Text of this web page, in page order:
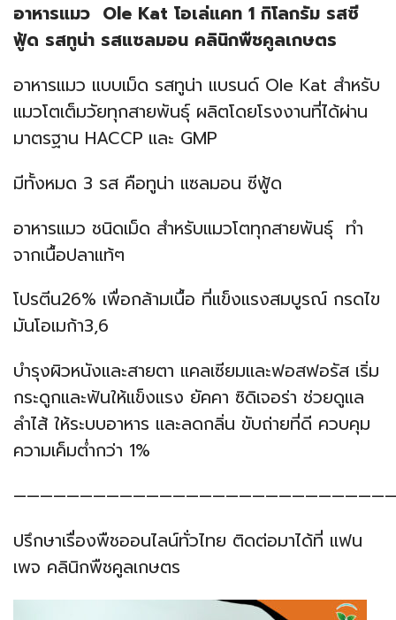
อาหารแมว Ole Kat โอเล่แคท 1 กิโลกรัม รสซี
ฟู้ด รสทูน่า รสแซลมอน คลินิกพืชคูลเกษตร
อาหารแมว แบบเม็ด รสทูน่า แบรนด์ Ole Kat สำหรับ
แมวโตเต็มวัยทุกสายพันธุ์ ผลิตโดยโรงงานที่ได้ผ่าน
มาตรฐาน HACCP และ GMP
มีทั้งหมด 3 รส คือทูน่า แซลมอน ซีฟู้ด
อาหารแมว ชนิดเม็ด สำหรับแมวโตทุกสายพันธ์ุ ทำ
จากเนื้อปลาแท้ๆ
โปรตีน26% เพื่อกล้ามเนื้อ ที่แข็งแรงสมบูรณ์ กรดไข
มันโอเมก้า3,6
บำรุงผิวหนังและสายตา แคลเซียมและฟอสฟอรัส เริ่ม
กระดูกและฟันให้แข็งแรง ยัคคา ซิดิเจอร่า ช่วยดูแล
ลำไส้ ให้ระบบอาหาร และลดกลิ่น ขับถ่ายที่ดี ควบคุม
ความเค็มต่ำกว่า 1%
ปรึกษาเรื่องพืชออนไลน์ทั่วไทย ติดต่อมาได้ที่ แฟน
เพจ คลินิกพืชคูลเกษตร